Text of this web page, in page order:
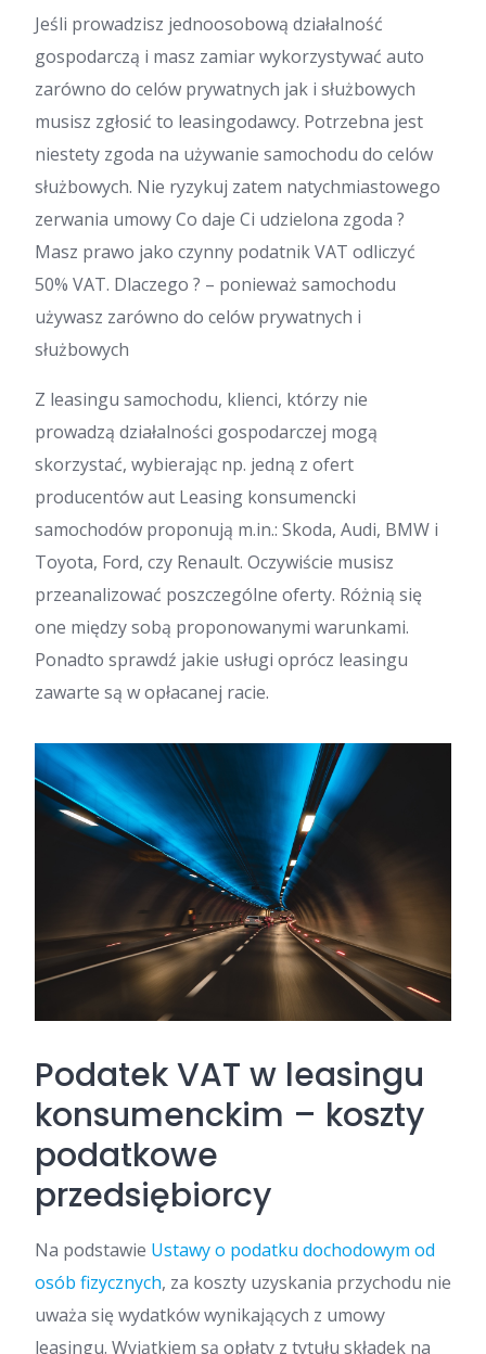
Jeśli prowadzisz jednoosobową działalność
gospodarczą i masz zamiar wykorzystywać auto
zarówno do celów prywatnych jak i służbowych
musisz zgłosić to leasingodawcy. Potrzebna jest
niestety zgoda na używanie samochodu do celów
służbowych. Nie ryzykuj zatem natychmiastowego
zerwania umowy Co daje Ci udzielona zgoda ?
Masz prawo jako czynny podatnik VAT odliczyć
50% VAT. Dlaczego ? – ponieważ samochodu
używasz zarówno do celów prywatnych i
służbowych
Z leasingu samochodu, klienci, którzy nie
prowadzą działalności gospodarczej mogą
skorzystać, wybierając np. jedną z ofert
producentów aut Leasing konsumencki
samochodów proponują m.in.: Skoda, Audi, BMW i
Toyota, Ford, czy Renault. Oczywiście musisz
przeanalizować poszczególne oferty. Różnią się
one między sobą proponowanymi warunkami.
Ponadto sprawdź jakie usługi oprócz leasingu
zawarte są w opłacanej racie.
Podatek VAT w leasingu
konsumenckim – koszty
podatkowe
przedsiębiorcy
Na podstawie Ustawy o podatku dochodowym od
osób fizycznych, za koszty uzyskania przychodu nie
uważa się wydatków wynikających z umowy
leasingu. Wyjątkiem są opłaty z tytułu składek na